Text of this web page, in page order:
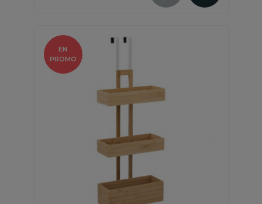
EN
PROMO